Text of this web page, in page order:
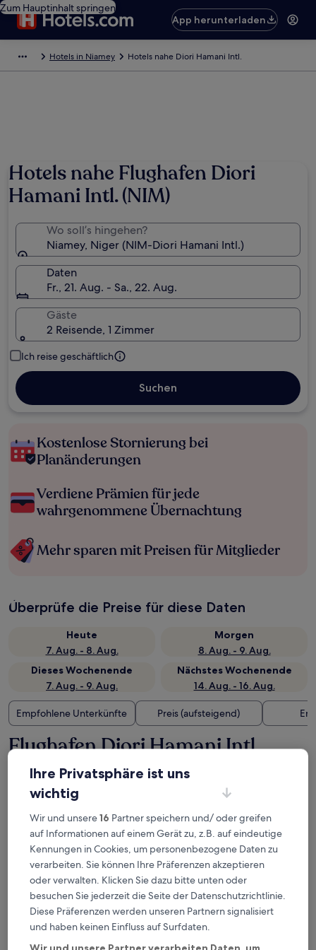
Zum Hauptinhalt springen
App herunterladen
Hotels in Niamey Hotels nahe Diori Hamani Intl.
Hotels nahe Flughafen Diori
Hamani Intl. (NIM)
Wo soll’s hingehen?
Niamey, Niger (NIM-Diori Hamani Intl.)
Daten
Fr., 21. Aug. - Sa., 22. Aug.
Gäste
2 Reisende, 1 Zimmer
Ich reise geschäftlich
Suchen
Kostenlose Stornierung bei
Planänderungen
Verdiene Prämien für jede
wahrgenommene Übernachtung
Mehr sparen mit Preisen für Mitglieder
Überprüfe die Preise für diese Daten
Heute
7. Aug. - 8. Aug.
Morgen
8. Aug. - 9. Aug.
Dieses Wochenende
7. Aug. - 9. Aug.
Nächstes Wochenende
14. Aug. - 16. Aug.
Empfohlene Unterkünfte Preis (aufsteigend)
Flughafen Diori Hamani Intl.
(NIM) – wo übernachten?
Ihre Privatsphäre ist uns
wichtig
Wir und unsere16 Partner speichern und/ oder greifen
auf Informationen auf einem Gerät zu, z.B. auf eindeutige
Kennungen in Cookies, um personenbezogene Daten zu
verarbeiten. Sie können Ihre Präferenzen akzeptieren
oder verwalten. Klicken Sie dazu bitte unten oder
besuchen Sie jederzeit die Seite der Datenschutzrichtlinie.
Diese Präferenzen werden unseren Partnern signalisiert
und haben keinen Einfluss auf Surfdaten.